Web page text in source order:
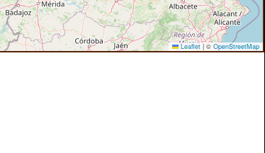
Leaflet | © OpenStreetMap